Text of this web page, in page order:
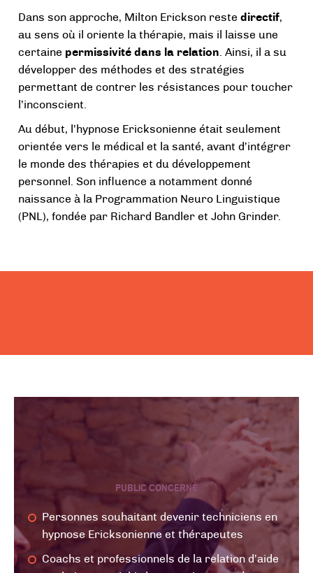
Dans son approche, Milton Erickson restedirectif,
au sens où il oriente la thérapie, mais il laisse une
certaine permissivité dans la relation. Ainsi, il a su
développer des méthodes et des stratégies
permettant de contrer les résistances pour toucher
l’inconscient.
Au début, l’hypnose Ericksonienne était seulement
orientée vers le médical et la santé, avant d’intégrer
le monde des thérapies et du développement
personnel. Son influence a notamment donné
naissance à la Programmation Neuro Linguistique
(PNL), fondée par Richard Bandler et John Grinder.
PUBLIC CONCERNÉ
Personnes souhaitant devenir techniciens en
hypnose Ericksonienne et thérapeutes
Coachs et professionnels de la relation d’aide